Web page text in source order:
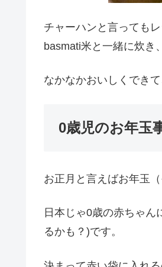
チャーハンと言っても
basmati米と一緒に炊き
なかなかおいしくでき
0歳児のお年玉
お正月と言えばお年玉
日本じゃ0歳の赤ちゃん
るかも？)です。